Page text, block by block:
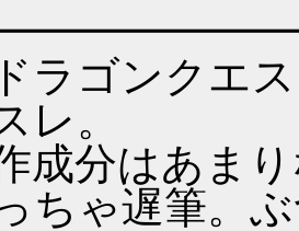
ゴンクエス
レ。
分はあま
ゃ遅筆。ぶ